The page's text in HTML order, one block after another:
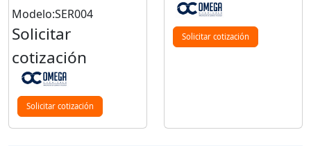
Modelo:SER004
Solicitar
cotización
Solicitar cotización
Solicitar cotización